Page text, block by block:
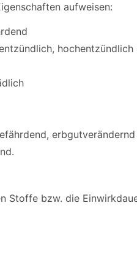
aufweisen:
erbgutverändernd
Stoffe bzw. die